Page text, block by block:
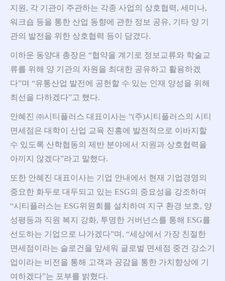
지원, 각 기관이 주관하는 각종 사업의 상호협력, 세미나,
워크숍 등을 통한 산업 동향에 관한 정보 공유, 기타 양 기
관의 발전을 위한 상호협력 등이 담겼다.
이하운 동양대 총장은 “협약을 계기로 정보교류와 학술교
류를 위해 양 기관의 자원을 최대한 공유하고 활용하겠
다”며 “유통산업 발전에 공헌할 수 있는 인재 양성을 위해
최선을 다하겠다”고 했다.
안혜진 ㈜시티플러스 대표이사는 “(주)시티플러스의 시티
면세점은 대학이 산업 교육 진흥에 발전적으로 이바지할
수 있도록 산학협동의 제반 분야에서 지원과 상호협력을
아끼지 않겠다”라고 말했다.
또한 안혜진 대표이사는 기업 안내에서 현재 기업경영의
중요한 화두로 대두되고 있는 ESG의 중요성을 강조하며
“시티플러스는 ESG위원회를 설치하여 지구 환경 보호, 양
성평등과 직원 복지 강화, 투명한 거버넌스를 통해 ESG를
선도하는 기업으로 나가겠다”며, “세상에서 가장 친절한
면세점이라는 슬로건을 앞세워 글로벌 면세점 중견 강소기
업이라는 비전을 통해 고객과 공감을 통한 가치향상에 기
여하겠다”는 포부를 밝혔다.